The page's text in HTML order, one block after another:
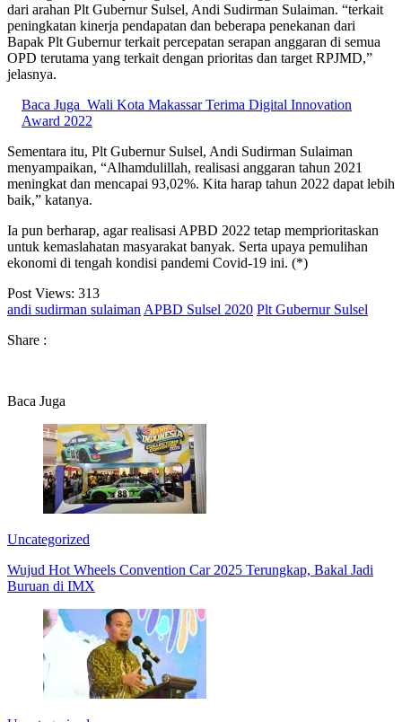
dari arahan Plt Gubernur Sulsel, Andi Sudirman Sulaiman. “terkait
peningkatan kinerja pendapatan dan beberapa penekanan dari
Bapak Plt Gubernur terkait percepatan serapan anggaran di semua
OPD terutama yang terkait dengan prioritas dan target RPJMD,”
jelasnya.
Baca Juga Wali Kota Makassar Terima Digital Innovation
Award 2022
Sementara itu, Plt Gubernur Sulsel, Andi Sudirman Sulaiman
menyampaikan, “Alhamdulillah, realisasi anggaran tahun 2021
meningkat dan mencapai 93,02%. Kita harap tahun 2022 dapat lebih
baik,” katanya.
Ia pun berharap, agar realisasi APBD 2022 tetap memprioritaskan
untuk kemaslahatan masyarakat banyak. Serta upaya pemulihan
ekonomi di tengah kondisi pandemi Covid-19 ini. (*)
Post Views: 313
andi sudirman sulaiman APBD Sulsel 2020 Plt Gubernur Sulsel
Share :
Baca Juga
Uncategorized
Wujud Hot Wheels Convention Car 2025 Terungkap, Bakal Jadi
Buruan di IMX